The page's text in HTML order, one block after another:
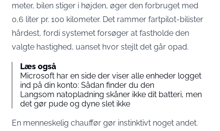
meter, bilen stiger i højden, øger den forbruget med
0,6 liter pr. 100 kilometer. Det rammer fartpilot-bilister
hårdest, fordi systemet forsøger at fastholde den
valgte hastighed, uanset hvor stejlt det går opad.
Læs også
Microsoft har en side der viser alle enheder logget
ind på din konto: Sådan finder du den
Langsom natopladning skåner ikke dit batteri, men
det gør pude og dyne slet ikke
En menneskelig chauffør gør instinktivt noget andet.